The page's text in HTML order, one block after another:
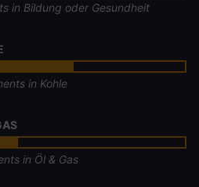
in Bildung oder Gesundheit
in Kohle
in Öl & Gas